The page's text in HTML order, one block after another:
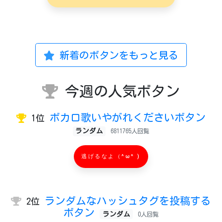
新着のボタンをもっと見る
今週の人気ボタン
1位 ボカロ歌いやがれくださいボタン
ランダム 6811765人回覧
逃げるなよ（^ω^ )
2位
ランダムなハッシュタグを投稿する
ボタン
ランダム 0人回覧